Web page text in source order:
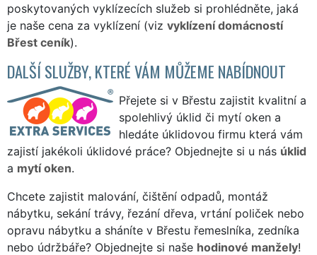
poskytovaných vyklízecích služeb si prohlédněte, jaká
je naše cena za vyklízení (viz vyklízení domácností
Břest ceník).
DALŠÍ SLUŽBY, KTERÉ VÁM MŮŽEME NABÍDNOUT
Přejete si v Břestu zajistit kvalitní a
spolehlivý úklid či mytí oken a
hledáte úklidovou firmu která vám
zajistí jakékoli úklidové práce? Objednejte si u nás úklid
a mytí oken.
Chcete zajistit malování, čištění odpadů, montáž
nábytku, sekání trávy, řezání dřeva, vrtání poliček nebo
opravu nábytku a sháníte v Břestu řemeslníka, zedníka
nebo údržbáře? Objednejte si naše hodinové manžely!